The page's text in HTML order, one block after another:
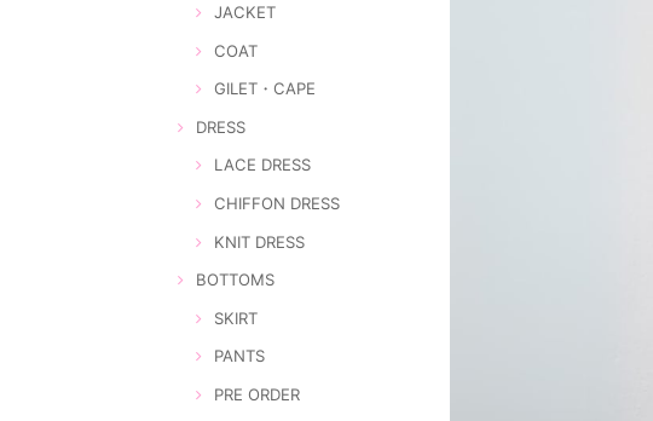
JACKET
COAT
GILET・CAPE
DRESS
LACE DRESS
CHIFFON DRESS
KNIT DRESS
BOTTOMS
SKIRT
PANTS
PRE ORDER